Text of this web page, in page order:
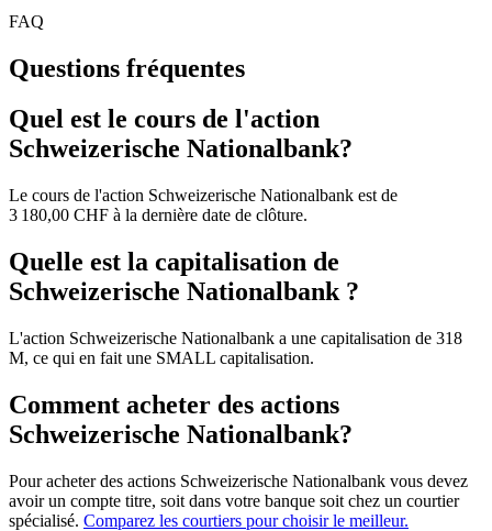
FAQ
Questions fréquentes
Quel est le cours de l'action
Schweizerische Nationalbank?
Le cours de l'action Schweizerische Nationalbank est de
3 180,00 CHF à la dernière date de clôture.
Quelle est la capitalisation de
Schweizerische Nationalbank ?
L'action Schweizerische Nationalbank a une capitalisation de 318
M, ce qui en fait une SMALL capitalisation.
Comment acheter des actions
Schweizerische Nationalbank?
Pour acheter des actions Schweizerische Nationalbank vous devez
avoir un compte titre, soit dans votre banque soit chez un courtier
spécialisé. Comparez les courtiers pour choisir le meilleur.